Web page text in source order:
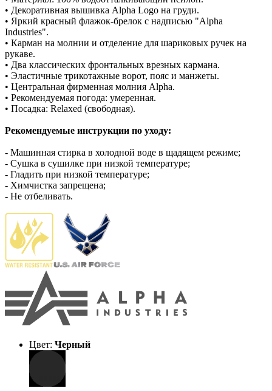
• Декоративная вышивка Alpha Logo на груди.
• Яркий красный флажок-брелок с надписью "Alpha
Industries".
• Карман на молнии и отделение для шариковых ручек на
рукаве.
• Два классических фронтальных врезных кармана.
• Эластичные трикотажные ворот, пояс и манжеты.
• Центральная фирменная молния Alpha.
• Рекомендуемая погода: умеренная.
• Посадка: Relaxed (свободная).
Рекомендуемые инструкции по уходу:
- Машинная стирка в холодной воде в щадящем режиме;
- Сушка в сушилке при низкой температуре;
- Гладить при низкой температуре;
- Химчистка запрещена;
- Не отбеливать.
Цвет: Черный